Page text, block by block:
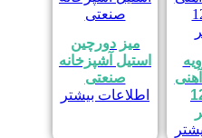
میز دورچین
استیل آشپزخانه
صنعتی
اطلاعات بیشتر